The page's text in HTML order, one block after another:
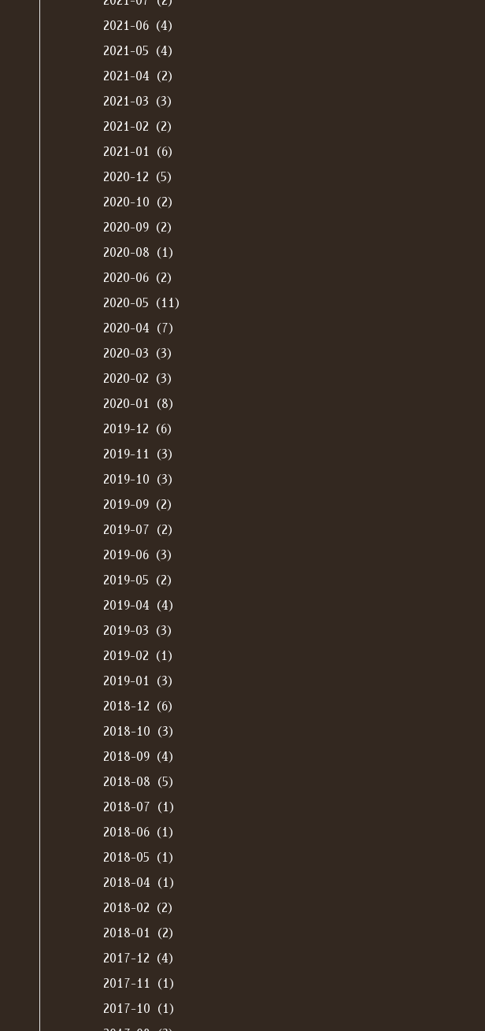
2021-06（4）
2021-05（4）
2021-04（2）
2021-03（3）
2021-02（2）
2021-01（6）
2020-12（5）
2020-10（2）
2020-09（2）
2020-08（1）
2020-06（2）
2020-05（11）
2020-04（7）
2020-03（3）
2020-02（3）
2020-01（8）
2019-12（6）
2019-11（3）
2019-10（3）
2019-09（2）
2019-07（2）
2019-06（3）
2019-05（2）
2019-04（4）
2019-03（3）
2019-02（1）
2019-01（3）
2018-12（6）
2018-10（3）
2018-09（4）
2018-08（5）
2018-07（1）
2018-06（1）
2018-05（1）
2018-04（1）
2018-02（2）
2018-01（2）
2017-12（4）
2017-11（1）
2017-10（1）